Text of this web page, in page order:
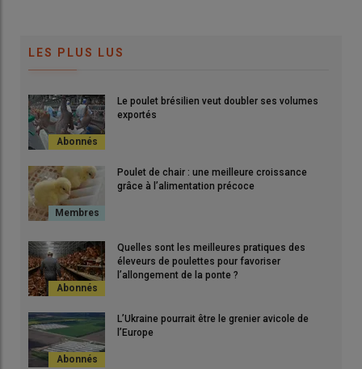
LES PLUS LUS
Le poulet brésilien veut doubler ses volumes
exportés
Poulet de chair : une meilleure croissance
grâce à l’alimentation précoce
Quelles sont les meilleures pratiques des
éleveurs de poulettes pour favoriser
l’allongement de la ponte ?
L’Ukraine pourrait être le grenier avicole de
l’Europe